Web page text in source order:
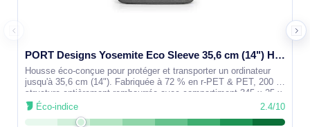
PORT Designs Yosemite Eco Sleeve 35,6 cm (14") Housse Gris - 400704
Housse éco-conçue pour protéger et transporter un ordinateur
jusqu'à 35,6 cm (14"). Fabriquée à 72 % en r-PET & PET, 200 g,
structure entièrement rembourrée avec compartiment 345 x 25 x
245 mm.
Éco-indice 2.4/10